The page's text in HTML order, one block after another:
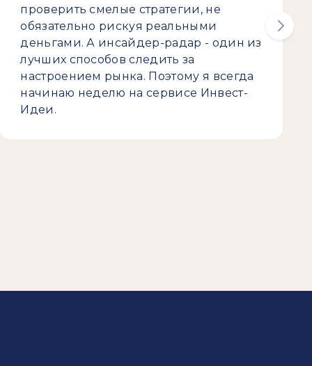
проверить смелые стратегии, не
обязательно рискуя реальными
деньгами. А инсайдер-радар - один из
лучших способов следить за
настроением рынка. Поэтому я всегда
начинаю неделю на сервисе Инвест-
Идеи.